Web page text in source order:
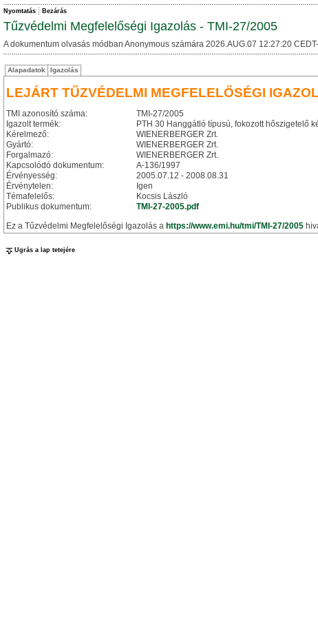
Nyomtatás Bezárás
Tűzvédelmi Megfelelőségi Igazolás - TMI-27/2005
A dokumentum olvasás módban Anonymous számára 2026.AUG.07 12:27:20
Alapadatok Igazolás
LEJÁRT TŰZVÉDELMI MEGFELELŐSÉGI
TMI azonosító száma:
TMI-27/2005
Igazolt termék:
PTH 30 Hanggátló típusú, fokozott hőszigetelő
Kérelmező:
WIENERBERGER Zrt.
Gyártó:
WIENERBERGER Zrt.
Forgalmazó:
WIENERBERGER Zrt.
Kapcsolódó dokumentum:
A-136/1997
Érvényesség:
2005.07.12 - 2008.08.31
Érvénytelen:
Igen
Témafelelős:
Kocsis László
Publikus dokumentum:
TMI-27-2005.pdf
Ez a Tűzvédelmi Megfelelőségi Igazolás a https://www.emi.hu/tmi/TMI-27/2005
Ugrás a lap tetejére